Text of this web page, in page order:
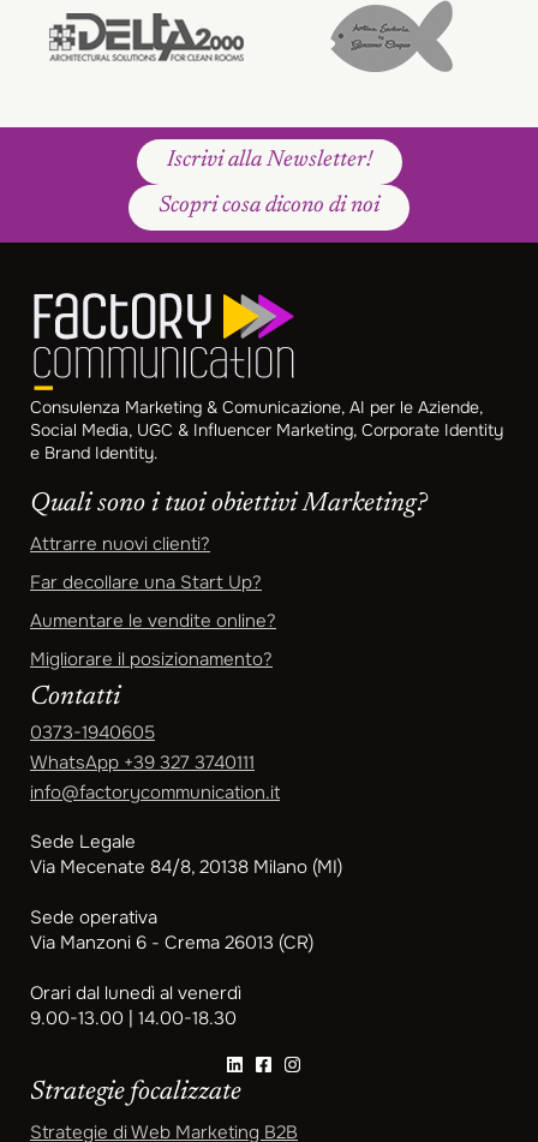
Iscrivi alla Newsletter!
Scopri cosa dicono di noi
Consulenza Marketing & Comunicazione, AI per le Aziende,
Social Media, UGC & Influencer Marketing, Corporate Identity
e Brand Identity.
Quali sono i tuoi obiettivi Marketing?
Attrarre nuovi clienti?
Far decollare una Start Up?
Aumentare le vendite online?
Migliorare il posizionamento?
Contatti
0373-1940605
WhatsApp +39 327 3740111
info@factorycommunication.it
Sede Legale
Via Mecenate 84/8, 20138 Milano (MI)
Sede operativa
Via Manzoni 6 - Crema 26013 (CR)
Orari dal lunedì al venerdì
9.00-13.00 | 14.00-18.30
Strategie focalizzate
Strategie di Web Marketing B2B